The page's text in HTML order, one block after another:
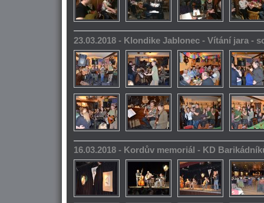
23.03.2018 - Klondike Jablonec - Vítání jara -
16.03.2018 - Kordův memoriál - KD